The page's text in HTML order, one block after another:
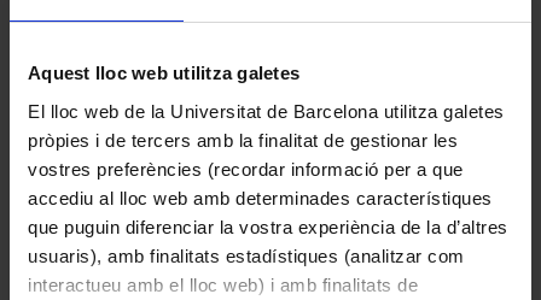
Aquest lloc web utilitza galetes
El lloc web de la Universitat de Barcelona utilitza galetes
pròpies i de tercers amb la finalitat de gestionar les
vostres preferències (recordar informació per a que
accediu al lloc web amb determinades característiques
que puguin diferenciar la vostra experiència de la d’altres
usuaris), amb finalitats estadístiques (analitzar com
interactueu amb el lloc web) i amb finalitats de
anys de l’aspirina
1999